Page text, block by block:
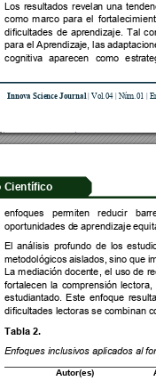
nnova Science Journal | Vol.04 Núm.01 | E
Los resultados revelan una
como marco para el
dificultades de aprendizaje. Tal
para el Aprendizaje, las adaptacio
cognitiva
aparecen como es
Científico
enfoques permiten reducir
oportunidades de aprendizaje
El
análisis profundo de los
metodológicos aislados, sino que i
La mediación docente, el uso de
fortalecen la comprensión lectora,
estudiantado. Este enfoque
dificultades lectoras se combinan
Tabla 2.
Enfoques inclusivos aplicados al
Autor(es)